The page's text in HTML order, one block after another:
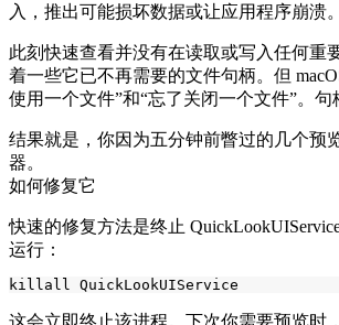
入，推出可能损坏数据或让应用程序崩溃。
此刻快速查看并没有在读取或写入任何重
着一些它已不再需要的文件句柄。但
使用一个文件”和“忘了关闭一个文件”。句
结果就是，你因为五分钟前瞥过的几个预
器。
如何修复它
快速的修复方法是终止
运行：
这会立即终止该进程。下次你需要预览时